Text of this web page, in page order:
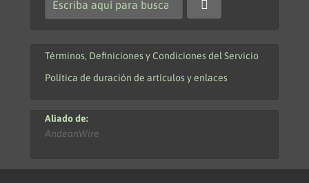
Términos, Definiciones y Condiciones del Servicio
Política de duración de artículos y enlaces
Aliado de:
AndeanWire